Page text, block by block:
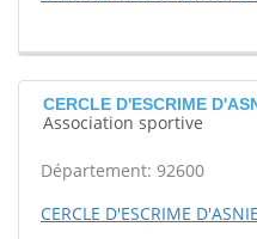
CERCLE D'ESCRIME
Association sportive
Département: 92600
CERCLE D'ESCRIME